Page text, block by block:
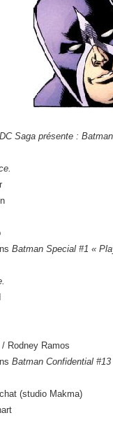
DC Saga présente :
Batman Special #1 «
Rodney Ramos
Batman Confidential
(studio Makma)